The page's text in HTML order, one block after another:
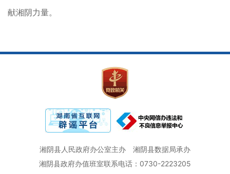
献湘阴力量。
湘阴县人民政府办公室主办
湘阴县数据局承办
湘阴县政府办值班室联系电话：0730-2223205